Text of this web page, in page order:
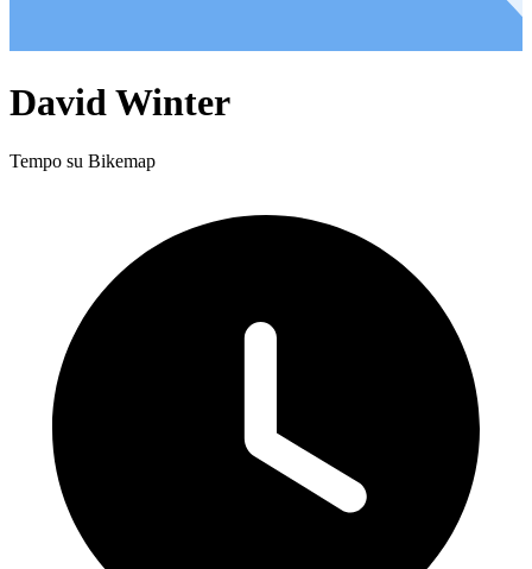
David Winter
Tempo su Bikemap